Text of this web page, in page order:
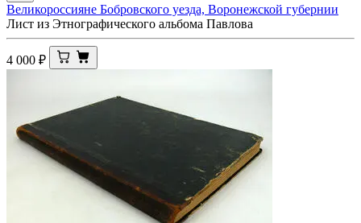
Великороссияне Бобровского уезда, Воронежской губернии
Лист из Этнографического альбома Павлова
4 000 ₽